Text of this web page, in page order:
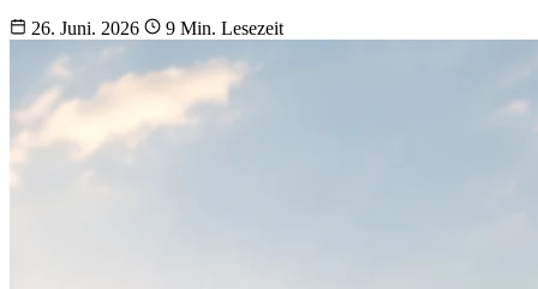
26. Juni. 2026
9 Min. Lesezeit